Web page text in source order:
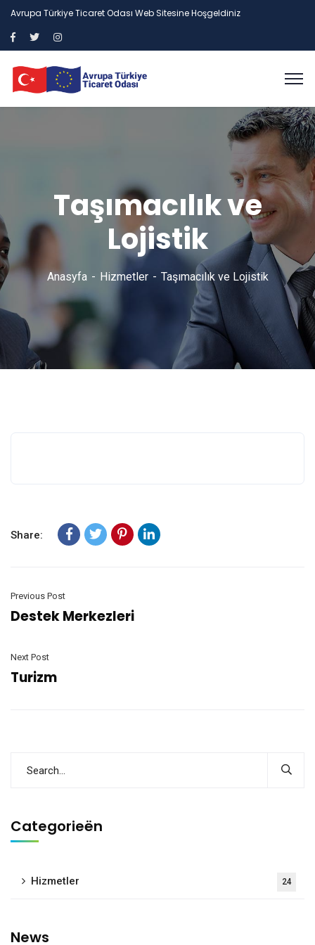
Avrupa Türkiye Ticaret Odası Web Sitesine Hoşgeldiniz
Taşımacılık ve
Lojistik
Anasyfa Hizmetler Taşımacılık ve Lojistik
Share:
Previous Post
Destek Merkezleri
Next Post
Turizm
Categorieën
Hizmetler 24
News